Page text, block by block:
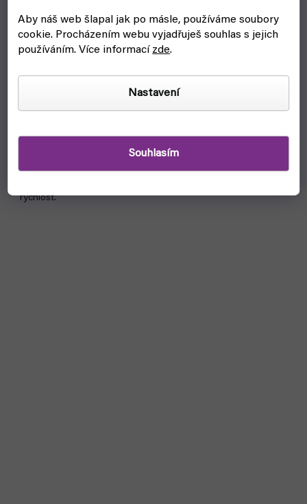
Aby náš web šlapal jak po másle, používáme soubory
cookie. Procházením webu vyjadřuješ souhlas s jejich
používáním. Více informacízde.
Nastavení
Souhlasím
Ligretto - červená (Asmodee)
rychlost.